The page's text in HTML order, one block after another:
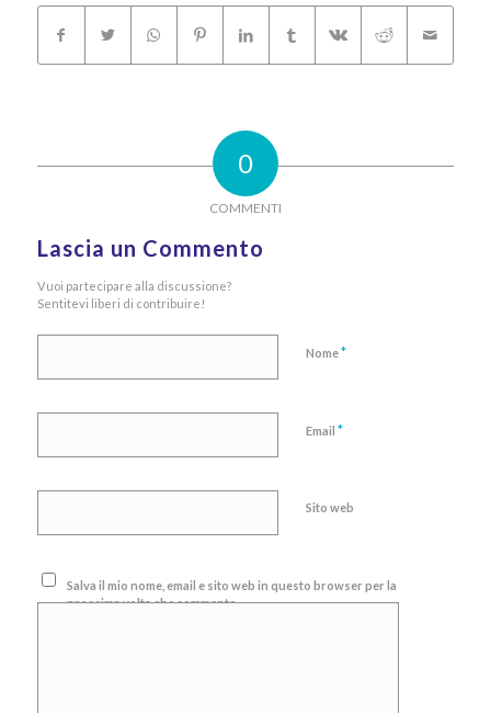
0
COMMENTI
Lascia un Commento
Vuoi partecipare alla discussione?
Sentitevi liberi di contribuire!
Nome*
Email *
Sito web
Salva il mio nome, email e sito web in questo browser per la
prossima volta che commento.